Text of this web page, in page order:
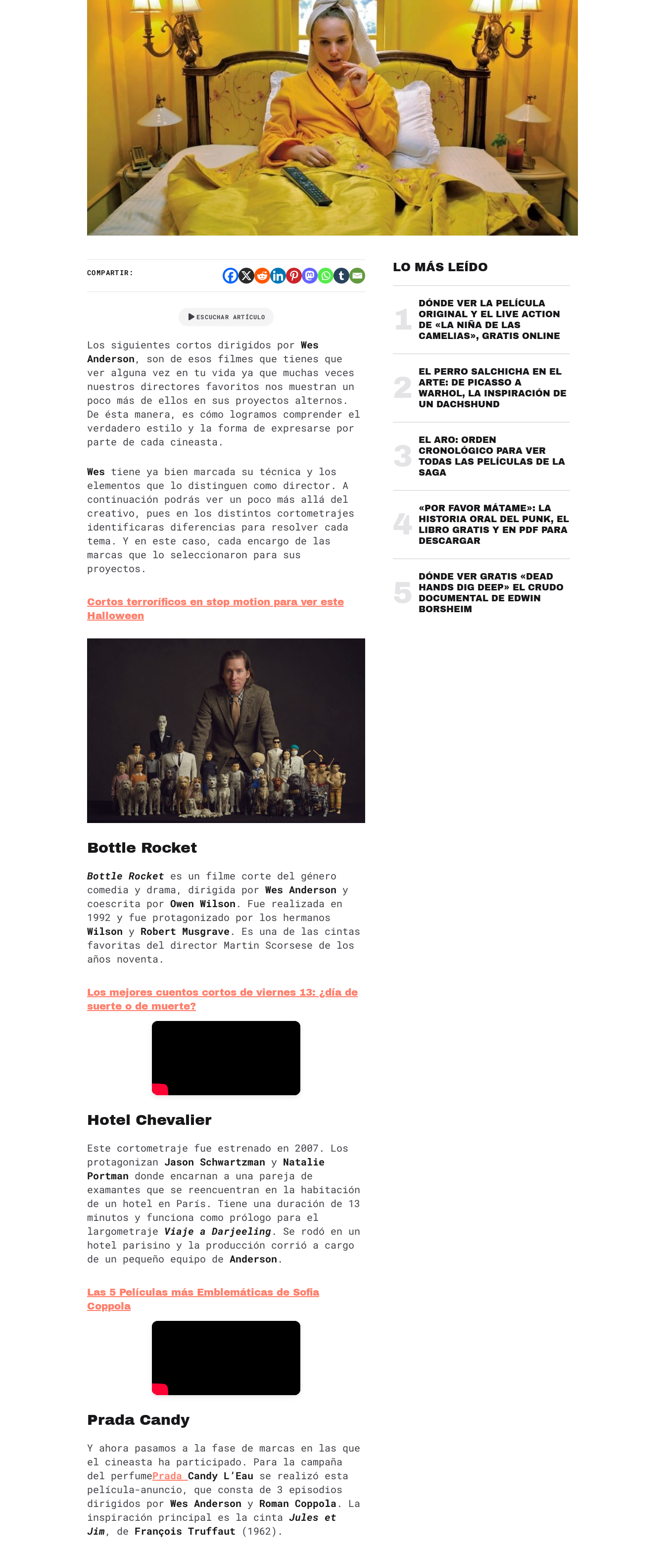
COMPARTIR:
ESCUCHAR ARTÍCULO
Los siguientes cortos dirigidos por Wes
Anderson, son de esos filmes que tienes que
ver alguna vez en tu vida ya que muchas veces
nuestros directores favoritos nos muestran un
poco más de ellos en sus proyectos alternos.
De ésta manera, es cómo logramos comprender el
verdadero estilo y la forma de expresarse por
parte de cada cineasta.
Wes tiene ya bien marcada su técnica y los
elementos que lo distinguen como director. A
continuación podrás ver un poco más allá del
creativo, pues en los distintos cortometrajes
identificaras diferencias para resolver cada
tema. Y en este caso, cada encargo de las
marcas que lo seleccionaron para sus
proyectos.
Cortos terroríficos en stop motion para ver este
Halloween
Bottle Rocket
Bottle Rocket es un filme corte del género
comedia y drama, dirigida por Wes Anderson y
coescrita por Owen Wilson . Fue realizada en
1992 y fue protagonizado por los hermanos
Wilson y Robert Musgrave . Es una de las cintas
favoritas del director Martin Scorsese de los
años noventa.
Los mejores cuentos cortos de viernes 13: ¿día de
suerte o de muerte?
Hotel Chevalier
Este cortometraje fue estrenado en 2007. Los
protagonizan Jason Schwartzman y Natalie
Portman donde encarnan a una pareja de
examantes que se reencuentran en la habitación
de un hotel en París. Tiene una duración de 13
minutos y funciona como prólogo para el
largometraje Viaje a Darjeeling . Se rodó en un
hotel parisino y la producción corrió a cargo
de un pequeño equipo de Anderson .
Las 5 Películas más Emblemáticas de Sofia
Coppola
Prada Candy
Y ahora pasamos a la fase de marcas en las que
el cineasta ha participado. Para la campaña
del perfumePrada Candy L’Eau se realizó esta
película-anuncio, que consta de 3 episodios
dirigidos por Wes Anderson y Roman Coppola . La
inspiración principal es la cinta Jules et
Jim, de François Truffaut (1962).
LO MÁS LEÍDO
1
DÓNDE VER LA PELÍCULA
ORIGINAL Y EL LIVE ACTION
DE «LA NIÑA DE LAS
CAMELIAS», GRATIS ONLINE
2
EL PERRO SALCHICHA EN EL
ARTE: DE PICASSO A
WARHOL, LA INSPIRACIÓN DE
UN DACHSHUND
3
EL ARO: ORDEN
CRONOLÓGICO PARA VER
TODAS LAS PELÍCULAS DE LA
SAGA
4
«POR FAVOR MÁTAME»: LA
HISTORIA ORAL DEL PUNK, EL
LIBRO GRATIS Y EN PDF PARA
DESCARGAR
5
DÓNDE VER GRATIS «DEAD
HANDS DIG DEEP» EL CRUDO
DOCUMENTAL DE EDWIN
BORSHEIM